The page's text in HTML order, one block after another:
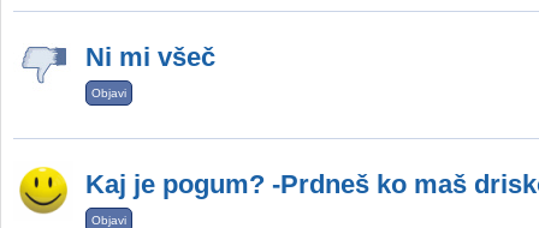
Ni mi všeč
Objavi
Kaj je pogum? -Prdneš ko maš
Objavi